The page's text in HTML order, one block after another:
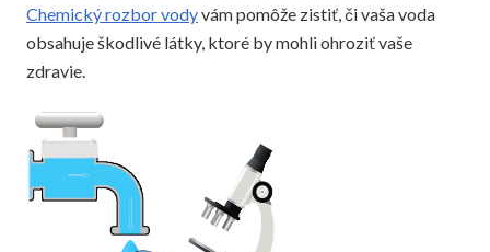
Chemický rozbor vodyvám pomôže zistiť, či vaša voda
obsahuje škodlivé látky, ktoré by mohli ohroziť vaše
zdravie.